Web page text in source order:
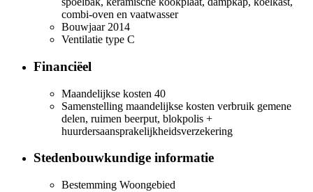
combi-oven en vaatwasser
Bouwjaar 2014
Ventilatie type C
Financiëel
Maandelijkse kosten 40
Samenstelling maandelijkse kosten verbruik gemene
delen, ruimen beerput, blokpolis +
huurdersaansprakelijkheidsverzekering
Stedenbouwkundige informatie
Bestemming Woongebied